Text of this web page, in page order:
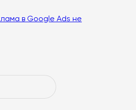
в Google Ads не